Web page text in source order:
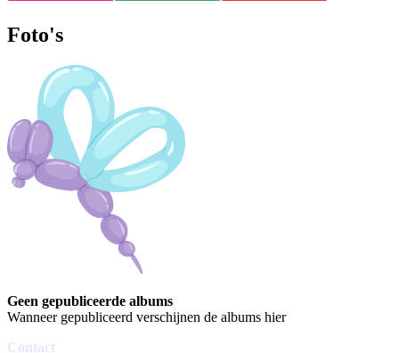
Foto's
Geen gepubliceerde albums
Wanneer gepubliceerd verschijnen de albums hier
Contact